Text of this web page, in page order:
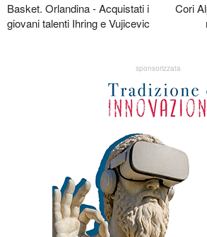
Basket. Orlandina - Acquistati i
giovani talenti Ihring e Vujicevic
Cori
sponsorizzata